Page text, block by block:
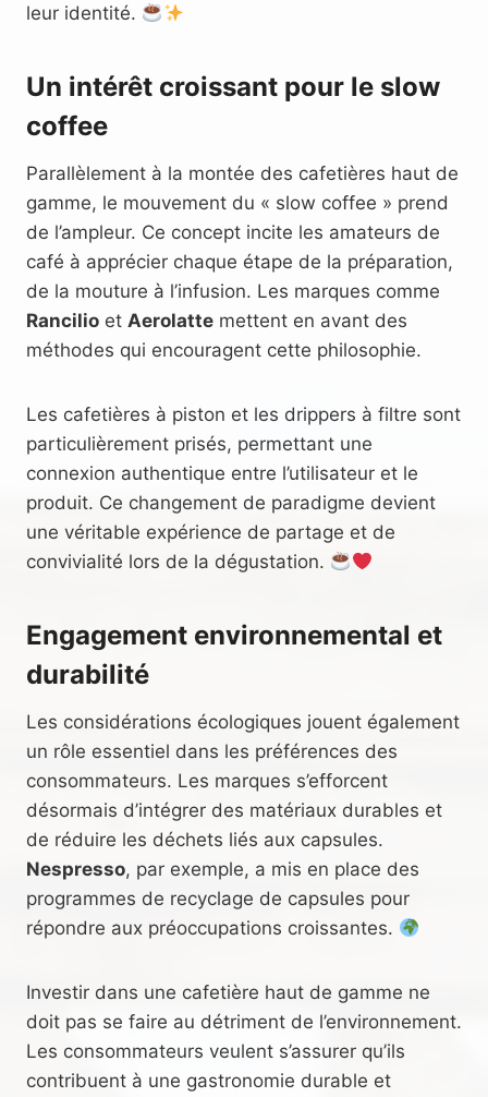
leur identité.
Un intérêt croissant pour le slow
coffee
Parallèlement à la montée des cafetières haut de
gamme, le mouvement du « slow coffee » prend
de l’ampleur. Ce concept incite les amateurs de
café à apprécier chaque étape de la préparation,
de la mouture à l’infusion. Les marques comme
Rancilio et Aerolatte mettent en avant des
méthodes qui encouragent cette philosophie.
Les cafetières à piston et les drippers à filtre sont
particulièrement prisés, permettant une
connexion authentique entre l’utilisateur et le
produit. Ce changement de paradigme devient
une véritable expérience de partage et de
convivialité lors de la dégustation.
Engagement environnemental et
durabilité
Les considérations écologiques jouent également
un rôle essentiel dans les préférences des
consommateurs. Les marques s’efforcent
désormais d’intégrer des matériaux durables et
de réduire les déchets liés aux capsules.
Nespresso, par exemple, a mis en place des
programmes de recyclage de capsules pour
répondre aux préoccupations croissantes.
Investir dans une cafetière haut de gamme ne
doit pas se faire au détriment de l’environnement.
Les consommateurs veulent s’assurer qu’ils
contribuent à une gastronomie durable et